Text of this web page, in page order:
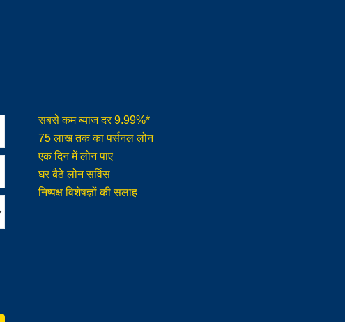
सबसे कम ब्याज दर 9.99%*
75 लाख तक का पर्सनल लोन
एक दिन में लोन पाए
घर बैठे लोन सर्विस
निष्पक्ष विशेषज्ञों की सलाह